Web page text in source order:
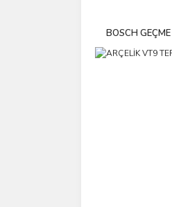
BOSCH